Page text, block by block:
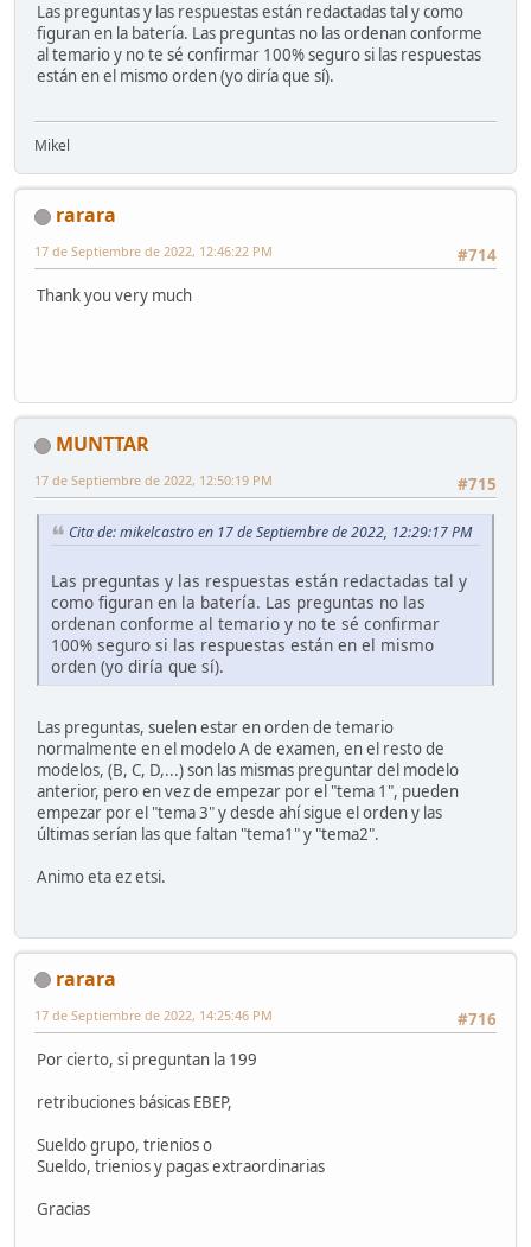
Las preguntas y las respuestas están redactadas tal y como
figuran en la batería. Las preguntas no las ordenan conforme
al temario y no te sé confirmar 100% seguro si las respuestas
están en el mismo orden (yo diría que sí).
Mikel
rarara
#714
17 de Septiembre de 2022, 12:46:22 PM
Thank you very much
MUNTTAR
#715
17 de Septiembre de 2022, 12:50:19 PM
Cita de: mikelcastro en 17 de Septiembre de 2022, 12:29:17 PM
Las preguntas y las respuestas están redactadas tal y
como figuran en la batería. Las preguntas no las
ordenan conforme al temario y no te sé confirmar
100% seguro si las respuestas están en el mismo
orden (yo diría que sí).
Las preguntas, suelen estar en orden de temario
normalmente en el modelo A de examen, en el resto de
modelos, (B, C, D,...) son las mismas preguntar del modelo
anterior, pero en vez de empezar por el "tema 1", pueden
empezar por el "tema 3" y desde ahí sigue el orden y las
últimas serían las que faltan "tema1" y "tema2".
Animo eta ez etsi.
rarara
#716
17 de Septiembre de 2022, 14:25:46 PM
Por cierto, si preguntan la 199
retribuciones básicas EBEP,
Sueldo grupo, trienios o
Sueldo, trienios y pagas extraordinarias
Gracias